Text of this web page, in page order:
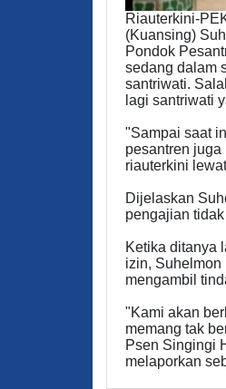
Riauterkini-
(Kuansing)
Pondok
sedang dalam
santriwati.
lagi santriwati
"Sampai saat
pesantren
riauterkini
Dijelaskan
pengajian
Ketika ditanya
izin, Suhelmon
mengambil
"Kami akan
memang tak
Psen Singingi
melaporkan